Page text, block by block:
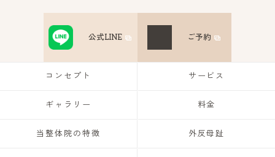
公式LINE ご予約
コンセプト サービス
ギャラリー 料金
当整体院の特徴 外反母趾